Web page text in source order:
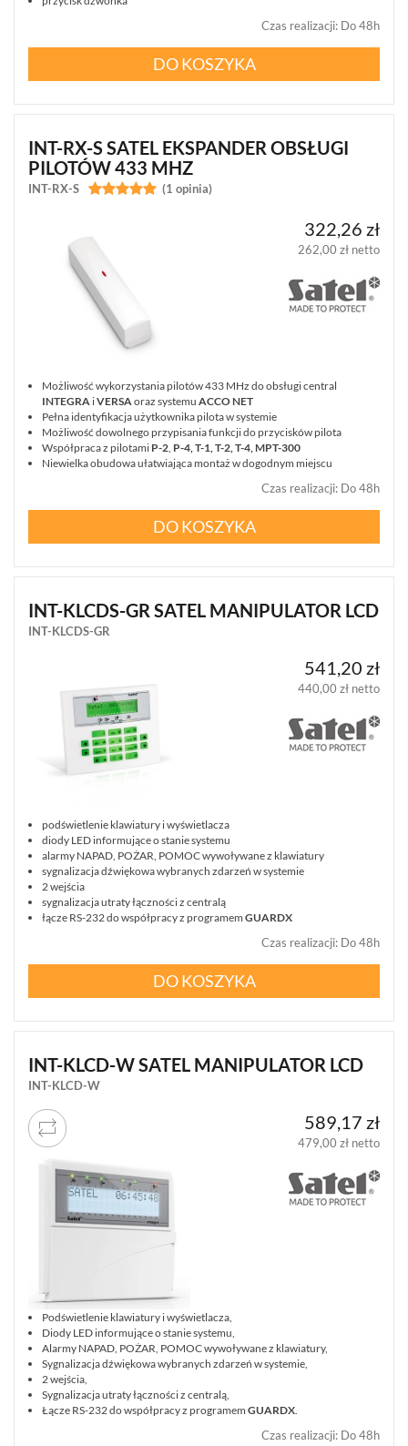
Czas realizacji: Do 48h
DO KOSZYKA
INT-RX-S SATEL EKSPANDER OBSŁUGI
PILOTÓW 433 MHZ
INT-RX-S 
 (1 opinia)
322,26 zł
262,00 zł netto
Możliwość wykorzystania pilotów 433 MHz do obsługi central
INTEGRA iVERSAoraz systemu ACCO NET
Pełna identyfikacja użytkownika pilota w systemie
Możliwość dowolnego przypisania funkcji do przycisków pilota
Współpraca z pilotami P-2, P-4, T-1, T-2, T-4, MPT-300
Niewielka obudowa ułatwiająca montaż w dogodnym miejscu
Czas realizacji: Do 48h
DO KOSZYKA
INT-KLCDS-GR SATEL MANIPULATOR LCD
INT-KLCDS-GR
541,20 zł
440,00 zł netto
podświetlenie klawiatury i wyświetlacza
diody LED informujące o stanie systemu
alarmy NAPAD, POŻAR, POMOC wywoływane z klawiatury
sygnalizacja dźwiękowa wybranych zdarzeń w systemie
2 wejścia
sygnalizacja utraty łączności z centralą
łącze RS-232 do współpracy z programem GUARDX
Czas realizacji: Do 48h
DO KOSZYKA
INT-KLCD-W SATEL MANIPULATOR LCD
INT-KLCD-W
589,17 zł
479,00 zł netto
Podświetlenie klawiatury i wyświetlacza,
Diody LED informujące o stanie systemu,
Alarmy NAPAD, POŻAR, POMOC wywoływane z klawiatury,
Sygnalizacja dźwiękowa wybranych zdarzeń w systemie,
2 wejścia,
Sygnalizacja utraty łączności z centralą,
Łącze RS-232 do współpracy z programem GUARDX.
Czas realizacji: Do 48h